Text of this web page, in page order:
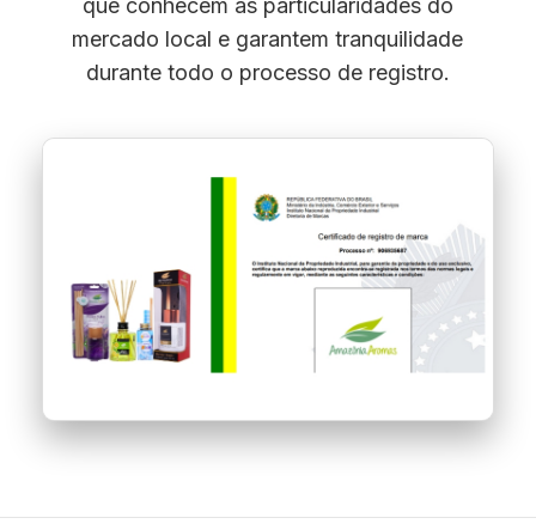
que conhecem as particularidades do
mercado local e garantem tranquilidade
durante todo o processo de registro.